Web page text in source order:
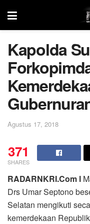
Kapolda
Agustus 17, 2018
371
SHARES
RADARNKRI.Com l
Drs Umar Septono
Selatan mengikuti
kemerdekaan